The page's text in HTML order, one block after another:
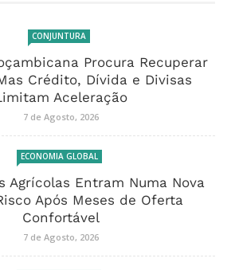
CONJUNTURA
Procura Recuperar
Crédito, Dívida e Divisas
Aceleração
7 de Agosto, 2026
ECONOMIA GLOBAL
Agrícolas Entram Numa Nova
Após Meses de Oferta
Confortável
7 de Agosto, 2026